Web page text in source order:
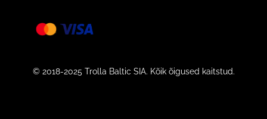
© 2018-2025 Trolla Baltic SIA. Kõik õigused kaitstud.